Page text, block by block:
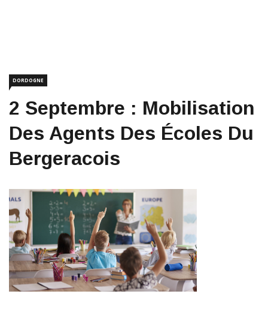
DORDOGNE
2 Septembre : Mobilisation
Des Agents Des Écoles Du
Bergeracois